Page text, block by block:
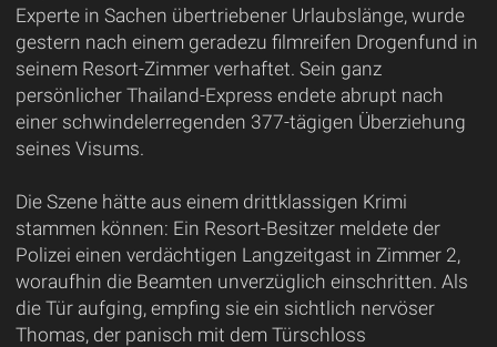
Experte in Sachen übertriebener Urlaubslänge, wurde
gestern nach einem geradezu filmreifen Drogenfund in
seinem Resort-Zimmer verhaftet. Sein ganz
persönlicher Thailand-Express endete abrupt nach
einer schwindelerregenden 377-tägigen Überziehung
seines Visums.
Die Szene hätte aus einem drittklassigen Krimi
stammen können: Ein Resort-Besitzer meldete der
Polizei einen verdächtigen Langzeitgast in Zimmer 2,
woraufhin die Beamten unverzüglich einschritten. Als
die Tür aufging, empfing sie ein sichtlich nervöser
Thomas, der panisch mit dem Türschloss